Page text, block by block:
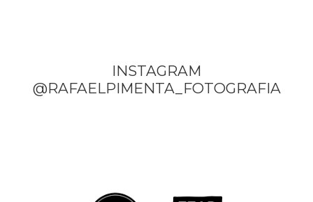
INSTAGRAM
@RAFAELPIMENTA_FOTOGRAFIA